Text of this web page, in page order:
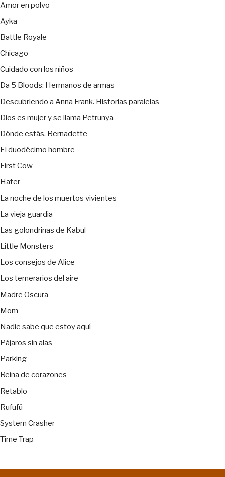
Amor en polvo
Ayka
Battle Royale
Chicago
Cuidado con los niños
Da 5 Bloods: Hermanos de armas
Descubriendo a Anna Frank. Historias paralelas
Dios es mujer y se llama Petrunya
Dónde estás, Bernadette
El duodécimo hombre
First Cow
Hater
La noche de los muertos vivientes
La vieja guardia
Las golondrinas de Kabul
Little Monsters
Los consejos de Alice
Los temerarios del aire
Madre Oscura
Mom
Nadie sabe que estoy aquí
Pájaros sin alas
Parking
Reina de corazones
Retablo
Rufufú
System Crasher
Time Trap